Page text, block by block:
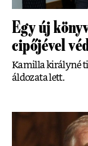
Egy új
cipőjével
Kamilla királyné
áldozata lett.